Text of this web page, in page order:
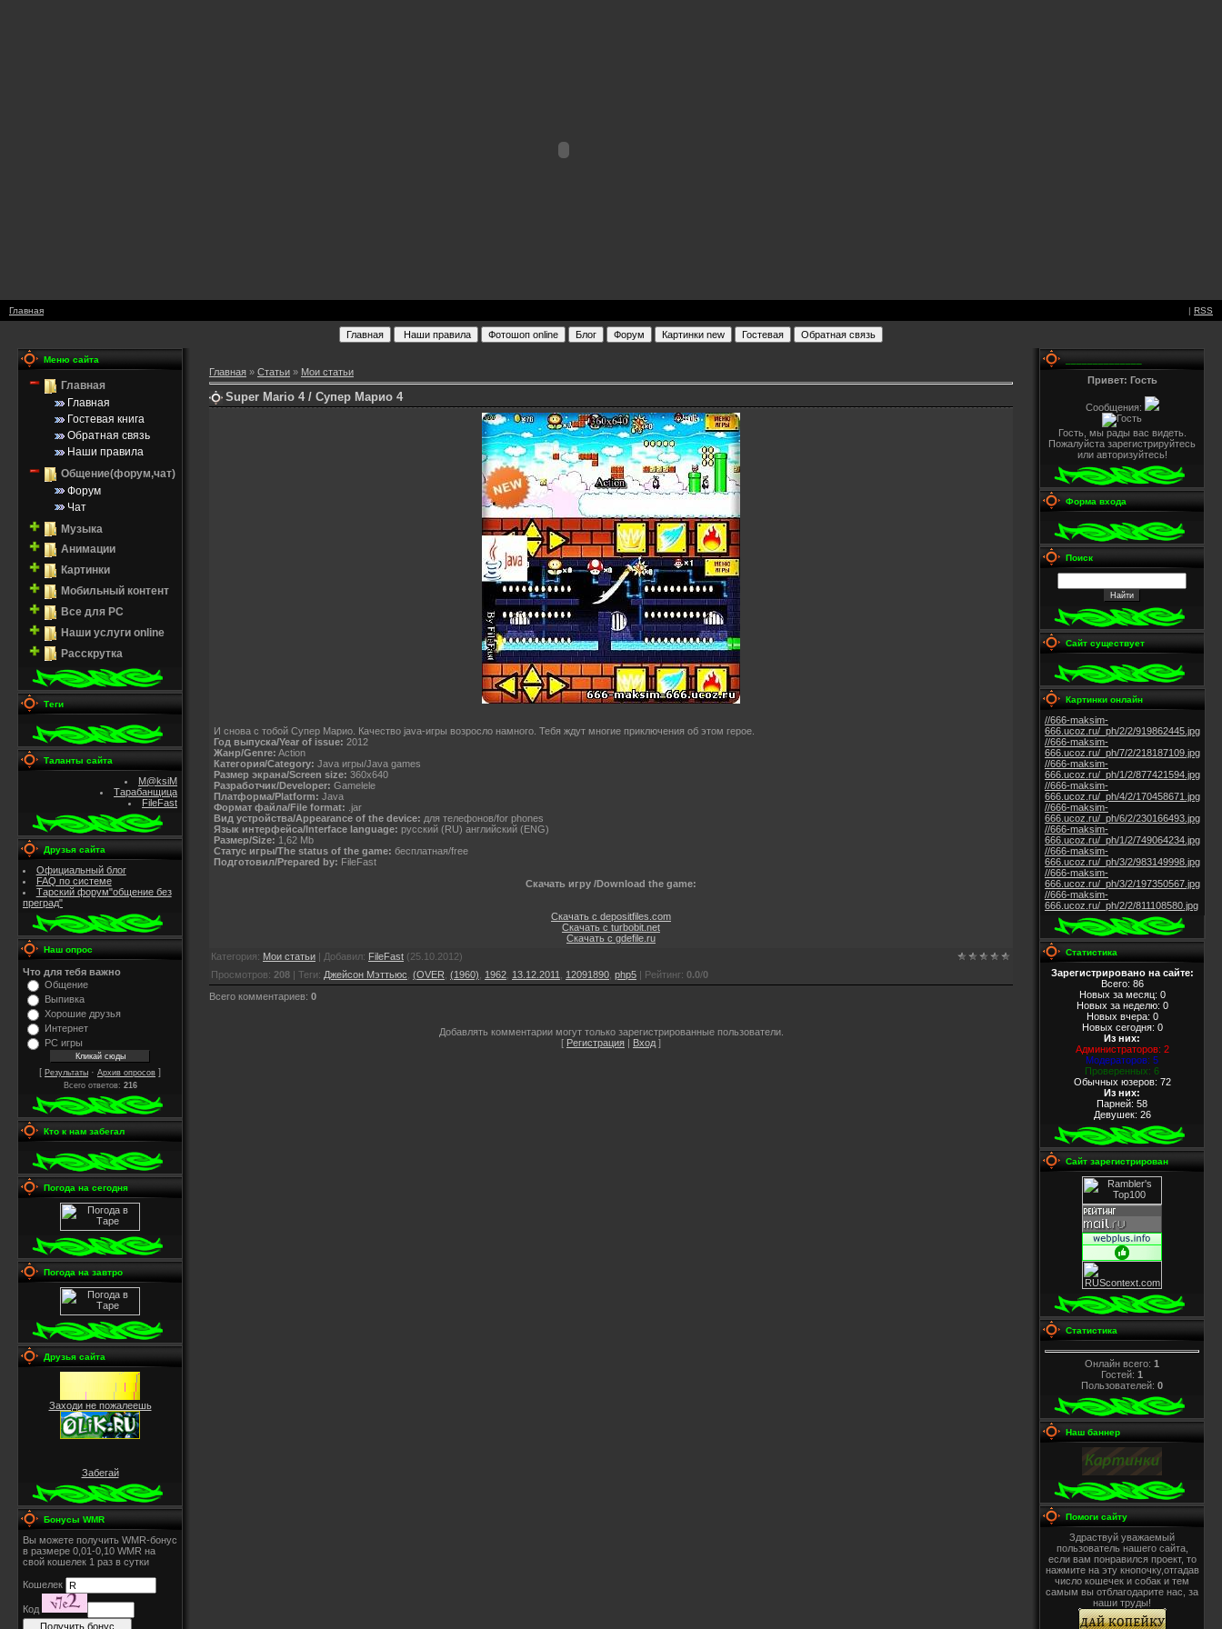
Главная | RSS
Меню сайта
Главная
Главная
Гостевая книга
Обратная связь
Наши правила
Общение(форум,чат)
Форум
Чат
Музыка
Анимации
Картинки
Мобильный контент
Все для PC
Наши услуги online
Расскрутка
Теги
Таланты сайта
M@ksiM
Тарабанщица
FileFast
Друзья сайта
Официальный блог
FAQ по системе
Тарский форум"общение без
преград"
Наш опрос
Что для тебя важно
Общение
Выпивка
Хорошие друзья
Интернет
PC игры
[ Результаты · Архив опросов ]
Всего ответов: 216
Кто к нам забегал
Погода на сегодня
Погода на завтро
Друзья сайта
Заходи не пожалеешь
Забегай
Бонусы WMR
Вы можете получить WMR-бонус
в размере 0,01-0,10 WMR на
свой кошелек 1 раз в сутки
Кошелек
Код
Главная » Статьи » Мои статьи
Super Mario 4 / Супер Марио 4
И снова с тобой Супер Марио. Качество java-игры возросло намного. Тебя ждут многие приключения об этом герое.
Год выпуска/Year of issue: 2012
Жанр/Genre: Action
Категория/Category: Java игры/Java games
Размер экрана/Screen size: 360x640
Разработчик/Developer: Gamelele
Платформа/Platform: Java
Формат файла/File format: .jar
Вид устройства/Appearance of the device: для телефонов/for phones
Язык интерфейса/Interface language: русский (RU) английский (ENG)
Размер/Size: 1,62 Mb
Статус игры/The status of the game: бесплатная/free
Подготовил/Prepared by: FileFast
Скачать игру /Download the game:
Скачать с depositfiles.com
Скачать с turbobit.net
Скачать с gdefile.ru
Категория: Мои статьи | Добавил: FileFast (25.10.2012)
Просмотров: 208 | Теги: Джейсон Мэттьюс (OVER (1960) 1962 13.12.2011 12091890 php5 | Рейтинг: 0.0/0
Всего комментариев: 0
Добавлять комментарии могут только зарегистрированные пользователи.
[ Регистрация | Вход ]
Привет: Гость
Сообщения:
Гость, мы рады вас видеть.
Пожалуйста зарегистрируйтесь
или авторизуйтесь!
Форма входа
Поиск
Сайт существует
Картинки онлайн
//666-maksim-
666.ucoz.ru/_ph/2/2/919862445.jpg
//666-maksim-
666.ucoz.ru/_ph/7/2/218187109.jpg
//666-maksim-
666.ucoz.ru/_ph/1/2/877421594.jpg
//666-maksim-
666.ucoz.ru/_ph/4/2/170458671.jpg
//666-maksim-
666.ucoz.ru/_ph/6/2/230166493.jpg
//666-maksim-
666.ucoz.ru/_ph/1/2/749064234.jpg
//666-maksim-
666.ucoz.ru/_ph/3/2/983149998.jpg
//666-maksim-
666.ucoz.ru/_ph/3/2/197350567.jpg
//666-maksim-
666.ucoz.ru/_ph/2/2/811108580.jpg
Статистика
Зарегистрировано на сайте:
Всего: 86
Новых за месяц: 0
Новых за неделю: 0
Новых вчера: 0
Новых сегодня: 0
Из них:
Администраторов: 2
Модераторов: 5
Проверенных: 6
Обычных юзеров: 72
Из них:
Парней: 58
Девушек: 26
Сайт зарегистрирован
Статистика
Онлайн всего: 1
Гостей: 1
Пользователей: 0
Наш баннер
Помоги сайту
Здраствуй уважаемый
пользователь нашего сайта,
если вам понравился проект, то
нажмите на эту кнопочку,отгадав
число кошечек и собак и тем
самым вы отблагодарите нас, за
наши труды!